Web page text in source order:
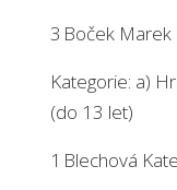
3 Boček Marek
Kategorie: a)
(do 13 let)
1 Blechová